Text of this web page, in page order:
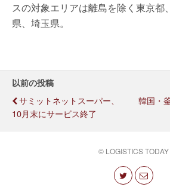
スの対象エリアは離島を除く東京都
県、埼玉県。
以前の投稿
サミットネットスーパー、
10月末にサービス終了
韓国・
© LOGISTICS TODAY